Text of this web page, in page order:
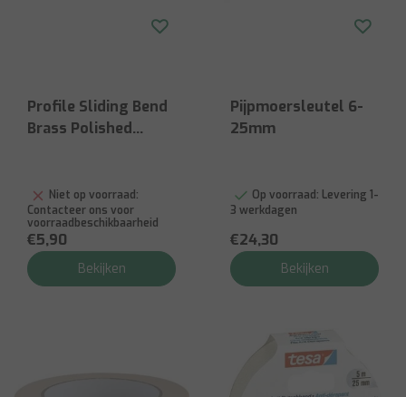
Profile Sliding Bend
Brass Polished
Niet op voorraad:
Contacteer ons voor
voorraadbeschikbaarheid
€5,90
Bekijken
Pijpmoersleutel 6-
25mm
Op voorraad: Levering 1-
3 werkdagen
€24,30
Bekijken